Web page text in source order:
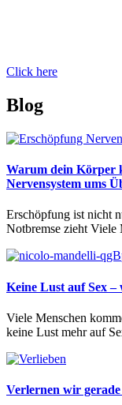
Click here
Blog
Warum dein Körper
Nervensystem ums
Erschöpfung ist nicht
Notbremse zieht
Keine Lust auf Sex
Viele Menschen
keine Lust mehr auf
Verlernen wir gerade